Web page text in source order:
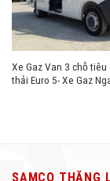
Xe Gaz Van 3 chỗ
thải Euro 5- Xe Gaz
SAMCO THĂNG